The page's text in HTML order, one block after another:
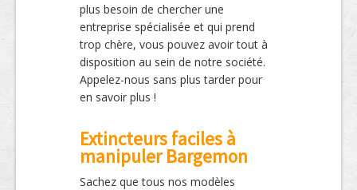
plus besoin de chercher une
entreprise spécialisée et qui prend
trop chère, vous pouvez avoir tout à
disposition au sein de notre société.
Appelez-nous sans plus tarder pour
en savoir plus !
Extincteurs faciles à
manipuler Bargemon
Sachez que tous nos modèles